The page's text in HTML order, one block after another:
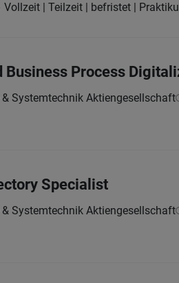
Vollzeit | Teilzeit | befristet |
Business Process
Systemtechnik Aktiengesellschaft
Specialist
Systemtechnik Aktiengesellschaft